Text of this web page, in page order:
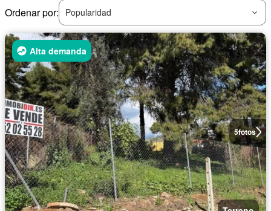
Ordenar por:
Popularidad
5fotos
Alta demanda